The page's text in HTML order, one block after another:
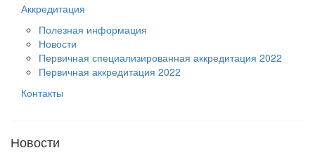
Аккредитация
Полезная информация
Новости
Первичная специализированная аккредитация 2022
Первичная аккредитация 2022
Контакты
Новости